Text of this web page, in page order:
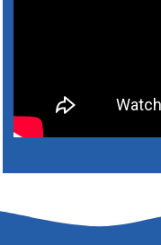
2. augusztus 2026